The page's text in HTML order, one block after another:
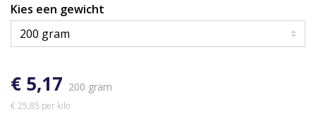
Kies een gewicht
€ 5,17 200 gram
€ 25,85 per kilo